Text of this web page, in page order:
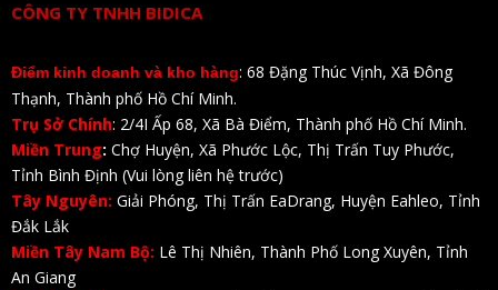
CÔNG TY TNHH BIDICA
Điểm kinh doanh và kho hàng: 68 Đặng Thúc Vịnh, Xã Đông
Thạnh, Thành phố Hồ Chí Minh.
Trụ Sở Chính: 2/4I Ấp 68, Xã Bà Điểm, Thành phố Hồ Chí Minh.
Miền Trung: Chợ Huyện, Xã Phước Lộc, Thị Trấn Tuy Phước,
Tỉnh Bình Định (Vui lòng liên hệ trước)
Tây Nguyên: Giải Phóng, Thị Trấn EaDrang, Huyện Eahleo, Tỉnh
Đắk Lắk
Miền Tây Nam Bộ: Lê Thị Nhiên, Thành Phố Long Xuyên, Tỉnh
An Giang